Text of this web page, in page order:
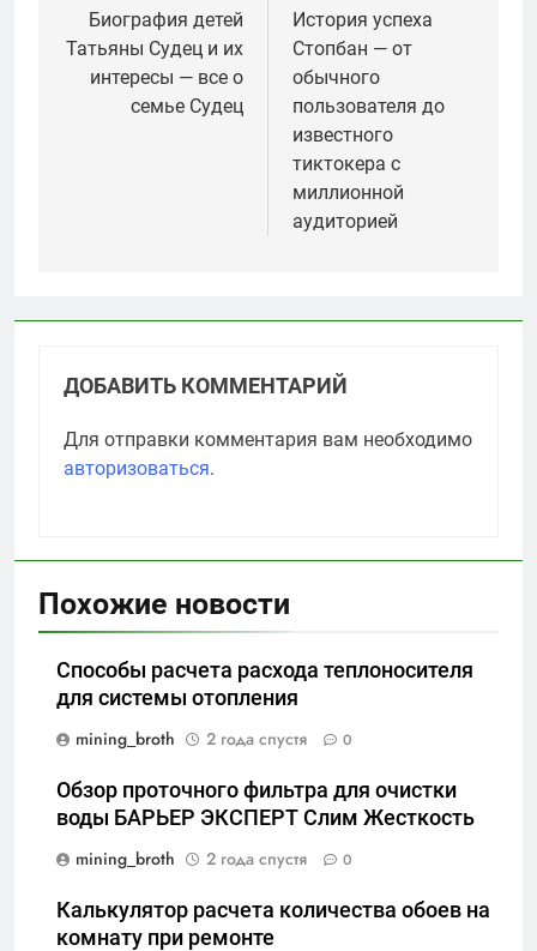
по
записям
Биография детей
Татьяны Судец и их
интересы — все о
семье Судец
История успеха
Стопбан — от
обычного
пользователя до
известного
тиктокера с
миллионной
аудиторией
ДОБАВИТЬ КОММЕНТАРИЙ
Для отправки комментария вам необходимо
авторизоваться.
Похожие новости
Способы расчета расхода теплоносителя
для системы отопления
mining_broth
2 года спустя 0
Обзор проточного фильтра для очистки
воды БАРЬЕР ЭКСПЕРТ Слим Жесткость
mining_broth
2 года спустя 0
Калькулятор расчета количества обоев на
комнату при ремонте